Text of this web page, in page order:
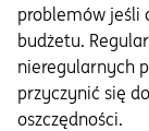
problemów jeśli
budżetu.
nieregularnych
przyczynić się
oszczędności.